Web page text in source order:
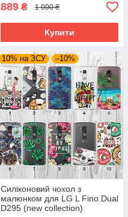
889 ₴ 1 000 ₴
Купити
10% на ЗСУ –10%
Силіконовий чохол з
малюнком для LG L Fino Dual
D295 (new collection)